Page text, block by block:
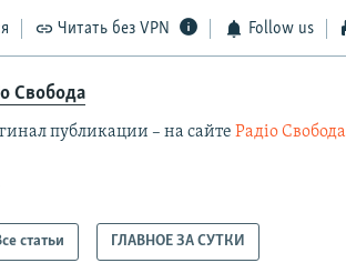
Читать без VPN Follow us
Свобода
публикации – на сайтеРадіо Свобода
статьи ГЛАВНОЕ ЗА СУТКИ